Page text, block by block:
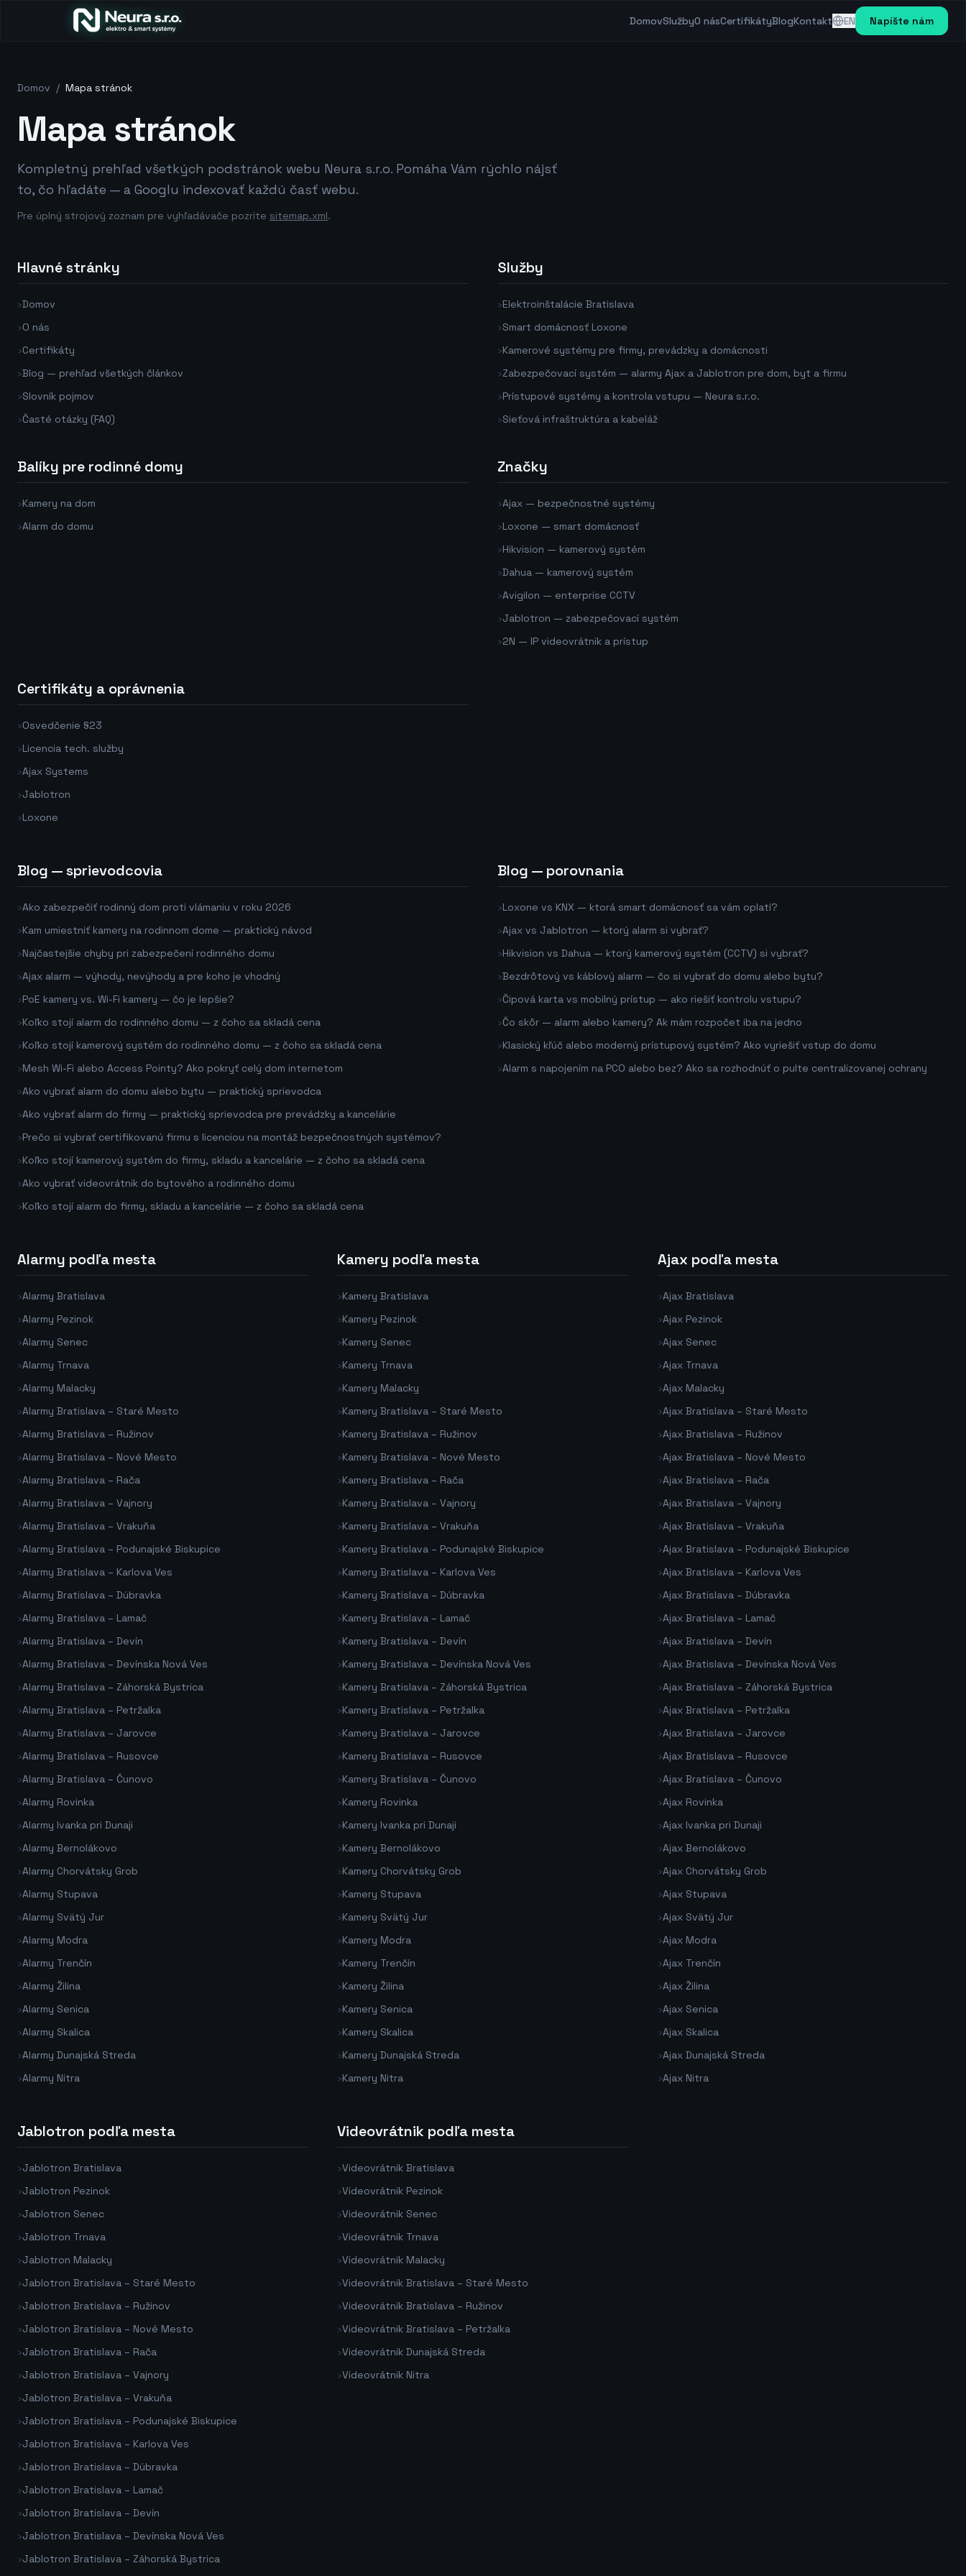
DomovSlužbyO násCertifikátyBlogKontakt EN Napíšte nám
Domov / Mapa stránok
Mapa stránok
Kompletný prehľad všetkých podstránok webu Neura s.r.o. Pomáha Vám rýchlo nájsť
to, čo hľadáte — a Googlu indexovať každú časť webu.
Pre úplný strojový zoznam pre vyhľadávače pozrite sitemap.xml.
Hlavné stránky
›Domov
›O nás
›Certifikáty
›Blog — prehľad všetkých článkov
›Slovník pojmov
›Časté otázky (FAQ)
Služby
›Elektroinštalácie Bratislava
›Smart domácnosť Loxone
›Kamerové systémy pre firmy, prevádzky a domácnosti
›Zabezpečovací systém — alarmy Ajax a Jablotron pre dom, byt a firmu
›Prístupové systémy a kontrola vstupu — Neura s.r.o.
›Sieťová infraštruktúra a kabeláž
Balíky pre rodinné domy
›Kamery na dom
›Alarm do domu
Značky
›Ajax — bezpečnostné systémy
›Loxone — smart domácnosť
›Hikvision — kamerový systém
›Dahua — kamerový systém
›Avigilon — enterprise CCTV
›Jablotron — zabezpečovací systém
›2N — IP videovrátnik a prístup
Certifikáty a oprávnenia
›Osvedčenie §23
›Licencia tech. služby
›Ajax Systems
›Jablotron
›Loxone
Blog — sprievodcovia
›Ako zabezpečiť rodinný dom proti vlámaniu v roku 2026
›Kam umiestniť kamery na rodinnom dome — praktický návod
›Najčastejšie chyby pri zabezpečení rodinného domu
›Ajax alarm — výhody, nevýhody a pre koho je vhodný
›PoE kamery vs. Wi-Fi kamery — čo je lepšie?
›Koľko stojí alarm do rodinného domu — z čoho sa skladá cena
›Koľko stojí kamerový systém do rodinného domu — z čoho sa skladá cena
›Mesh Wi-Fi alebo Access Pointy? Ako pokryť celý dom internetom
›Ako vybrať alarm do domu alebo bytu — praktický sprievodca
›Ako vybrať alarm do firmy — praktický sprievodca pre prevádzky a kancelárie
›Prečo si vybrať certifikovanú firmu s licenciou na montáž bezpečnostných systémov?
›Koľko stojí kamerový systém do firmy, skladu a kancelárie — z čoho sa skladá cena
›Ako vybrať videovrátnik do bytového a rodinného domu
›Koľko stojí alarm do firmy, skladu a kancelárie — z čoho sa skladá cena
Blog — porovnania
›Loxone vs KNX — ktorá smart domácnosť sa vám oplatí?
›Ajax vs Jablotron — ktorý alarm si vybrať?
›Hikvision vs Dahua — ktorý kamerový systém (CCTV) si vybrať?
›Bezdrôtový vs káblový alarm — čo si vybrať do domu alebo bytu?
›Čipová karta vs mobilný prístup — ako riešiť kontrolu vstupu?
›Čo skôr — alarm alebo kamery? Ak mám rozpočet iba na jedno
›Klasický kľúč alebo moderný prístupový systém? Ako vyriešiť vstup do domu
›Alarm s napojením na PCO alebo bez? Ako sa rozhodnúť o pulte centralizovanej ochrany
Alarmy podľa mesta
›Alarmy Bratislava
›Alarmy Pezinok
›Alarmy Senec
›Alarmy Trnava
›Alarmy Malacky
›Alarmy Bratislava – Staré Mesto
›Alarmy Bratislava – Ružinov
›Alarmy Bratislava – Nové Mesto
›Alarmy Bratislava – Rača
›Alarmy Bratislava – Vajnory
›Alarmy Bratislava – Vrakuňa
›Alarmy Bratislava – Podunajské Biskupice
›Alarmy Bratislava – Karlova Ves
›Alarmy Bratislava – Dúbravka
›Alarmy Bratislava – Lamač
›Alarmy Bratislava – Devín
›Alarmy Bratislava – Devínska Nová Ves
›Alarmy Bratislava – Záhorská Bystrica
›Alarmy Bratislava – Petržalka
›Alarmy Bratislava – Jarovce
›Alarmy Bratislava – Rusovce
›Alarmy Bratislava – Čunovo
›Alarmy Rovinka
›Alarmy Ivanka pri Dunaji
›Alarmy Bernolákovo
›Alarmy Chorvátsky Grob
›Alarmy Stupava
›Alarmy Svätý Jur
›Alarmy Modra
›Alarmy Trenčín
›Alarmy Žilina
›Alarmy Senica
›Alarmy Skalica
›Alarmy Dunajská Streda
›Alarmy Nitra
Kamery podľa mesta
›Kamery Bratislava
›Kamery Pezinok
›Kamery Senec
›Kamery Trnava
›Kamery Malacky
›Kamery Bratislava – Staré Mesto
›Kamery Bratislava – Ružinov
›Kamery Bratislava – Nové Mesto
›Kamery Bratislava – Rača
›Kamery Bratislava – Vajnory
›Kamery Bratislava – Vrakuňa
›Kamery Bratislava – Podunajské Biskupice
›Kamery Bratislava – Karlova Ves
›Kamery Bratislava – Dúbravka
›Kamery Bratislava – Lamač
›Kamery Bratislava – Devín
›Kamery Bratislava – Devínska Nová Ves
›Kamery Bratislava – Záhorská Bystrica
›Kamery Bratislava – Petržalka
›Kamery Bratislava – Jarovce
›Kamery Bratislava – Rusovce
›Kamery Bratislava – Čunovo
›Kamery Rovinka
›Kamery Ivanka pri Dunaji
›Kamery Bernolákovo
›Kamery Chorvátsky Grob
›Kamery Stupava
›Kamery Svätý Jur
›Kamery Modra
›Kamery Trenčín
›Kamery Žilina
›Kamery Senica
›Kamery Skalica
›Kamery Dunajská Streda
›Kamery Nitra
Ajax podľa mesta
›Ajax Bratislava
›Ajax Pezinok
›Ajax Senec
›Ajax Trnava
›Ajax Malacky
›Ajax Bratislava – Staré Mesto
›Ajax Bratislava – Ružinov
›Ajax Bratislava – Nové Mesto
›Ajax Bratislava – Rača
›Ajax Bratislava – Vajnory
›Ajax Bratislava – Vrakuňa
›Ajax Bratislava – Podunajské Biskupice
›Ajax Bratislava – Karlova Ves
›Ajax Bratislava – Dúbravka
›Ajax Bratislava – Lamač
›Ajax Bratislava – Devín
›Ajax Bratislava – Devínska Nová Ves
›Ajax Bratislava – Záhorská Bystrica
›Ajax Bratislava – Petržalka
›Ajax Bratislava – Jarovce
›Ajax Bratislava – Rusovce
›Ajax Bratislava – Čunovo
›Ajax Rovinka
›Ajax Ivanka pri Dunaji
›Ajax Bernolákovo
›Ajax Chorvátsky Grob
›Ajax Stupava
›Ajax Svätý Jur
›Ajax Modra
›Ajax Trenčín
›Ajax Žilina
›Ajax Senica
›Ajax Skalica
›Ajax Dunajská Streda
›Ajax Nitra
Jablotron podľa mesta
›Jablotron Bratislava
›Jablotron Pezinok
›Jablotron Senec
›Jablotron Trnava
›Jablotron Malacky
›Jablotron Bratislava – Staré Mesto
›Jablotron Bratislava – Ružinov
›Jablotron Bratislava – Nové Mesto
›Jablotron Bratislava – Rača
›Jablotron Bratislava – Vajnory
›Jablotron Bratislava – Vrakuňa
›Jablotron Bratislava – Podunajské Biskupice
›Jablotron Bratislava – Karlova Ves
›Jablotron Bratislava – Dúbravka
›Jablotron Bratislava – Lamač
›Jablotron Bratislava – Devín
›Jablotron Bratislava – Devínska Nová Ves
›Jablotron Bratislava – Záhorská Bystrica
Videovrátnik podľa mesta
›Videovrátnik Bratislava
›Videovrátnik Pezinok
›Videovrátnik Senec
›Videovrátnik Trnava
›Videovrátnik Malacky
›Videovrátnik Bratislava – Staré Mesto
›Videovrátnik Bratislava – Ružinov
›Videovrátnik Bratislava – Petržalka
›Videovrátnik Dunajská Streda
›Videovrátnik Nitra